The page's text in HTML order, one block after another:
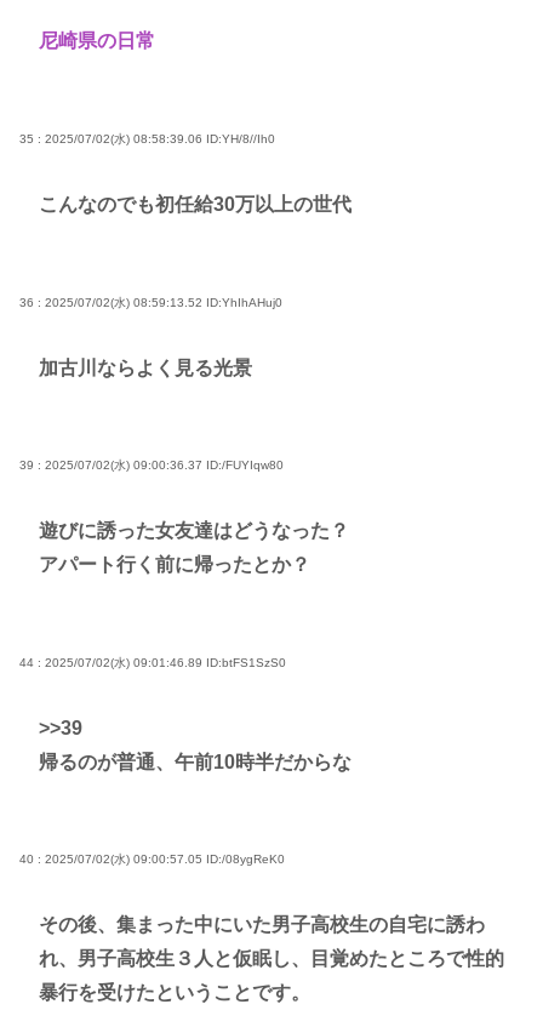
尼崎県の日常
35 : 2025/07/02(水) 08:58:39.06 ID:YH/8//Ih0
こんなのでも初任給30万以上の世代
36 : 2025/07/02(水) 08:59:13.52 ID:YhIhAHuj0
加古川ならよく見る光景
39 : 2025/07/02(水) 09:00:36.37 ID:/FUYIqw80
遊びに誘った女友達はどうなった？
アパート行く前に帰ったとか？
44 : 2025/07/02(水) 09:01:46.89 ID:btFS1SzS0
>>39
帰るのが普通、午前10時半だからな
40 : 2025/07/02(水) 09:00:57.05 ID:/08ygReK0
その後、集まった中にいた男子高校生の自宅に誘わ
れ、男子高校生３人と仮眠し、目覚めたところで性的
暴行を受けたということです。